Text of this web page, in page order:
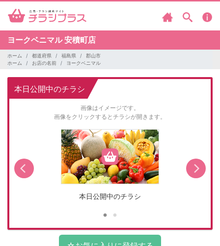
ヨークベニマル安積町店
ホーム 都道府県 福島県
郡山市
ホーム
お店の名前 ヨークベニマル
本日公開中のチラシ
画像はイメージです。
画像をクリックするとチラシが開きます。
本日公開中のチラシ